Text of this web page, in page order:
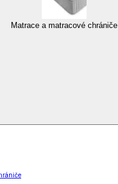
Matrace a matracové chrániče